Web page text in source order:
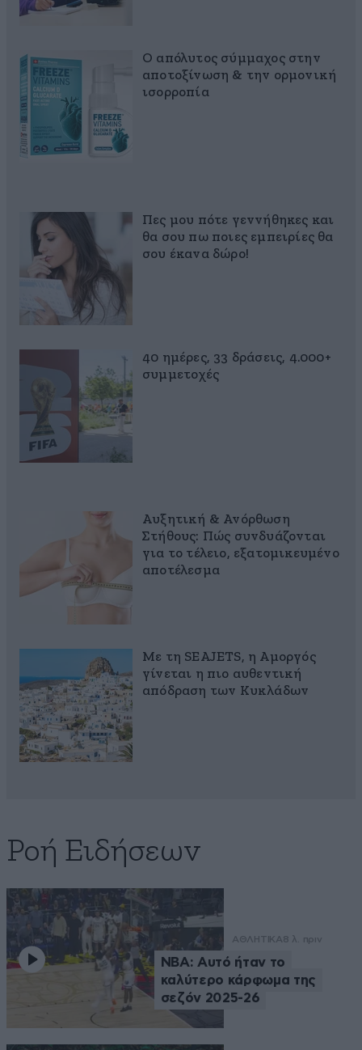
Ο απόλυτος σύμμαχος στην
αποτοξίνωση & την ορμονική
ισορροπία
Πες μου πότε γεννήθηκες και
θα σου πω ποιες εμπειρίες θα
σου έκανα δώρο!
40 ημέρες, 33 δράσεις, 4.000+
συμμετοχές
Αυξητική & Ανόρθωση
Στήθους: Πώς συνδυάζονται
για το τέλειο, εξατομικευμένο
αποτέλεσμα
Με τη SEAJETS, η Αμοργός
γίνεται η πιο αυθεντική
απόδραση των Κυκλάδων
Ροή Ειδήσεων
ΑΘΛΗΤΙΚΑ8 λ. πριν
NBA: Αυτό ήταν το
καλύτερο κάρφωμα της
σεζόν 2025-26